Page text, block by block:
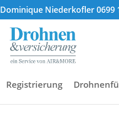
Dominique Niederkofler 0699
Registrierung